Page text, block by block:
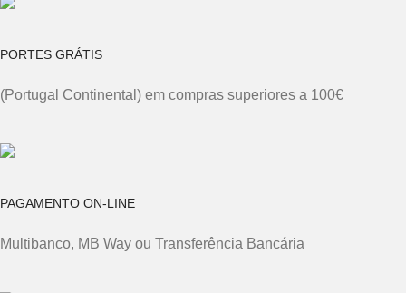
PORTES GRÁTIS
(Portugal Continental) em compras superiores a 100€
PAGAMENTO ON-LINE
Multibanco, MB Way ou Transferência Bancária